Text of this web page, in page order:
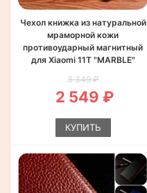
Чехол книжка из натуральной
мраморной кожи
противоударный магнитный
для Xiaomi 11T "MARBLE"
3 349 ₽
2 549 ₽
КУПИТЬ